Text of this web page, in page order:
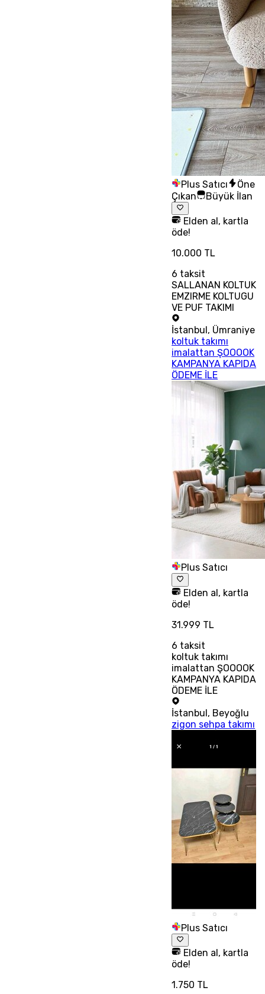
Plus Satıcı
Öne
Çıkan
Büyük İlan
Elden al, kartla
öde!
10.000 TL
6 taksit
SALLANAN KOLTUK
EMZIRME KOLTUGU
VE PUF TAKIMI
İstanbul , Ümraniye
koltuk takımı
imalattan ŞOOOOK
KAMPANYA KAPIDA
ÖDEME İLE
Plus Satıcı
Elden al, kartla
öde!
31.999 TL
6 taksit
koltuk takımı
imalattan ŞOOOOK
KAMPANYA KAPIDA
ÖDEME İLE
İstanbul, Beyoğlu
zigon sehpa takımı
Plus Satıcı
Elden al, kartla
öde!
1.750 TL